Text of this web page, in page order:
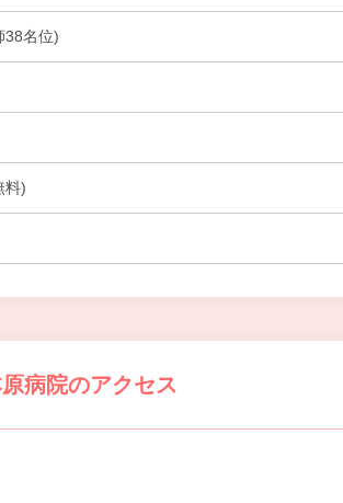
38名位)
料)
病院のアクセス